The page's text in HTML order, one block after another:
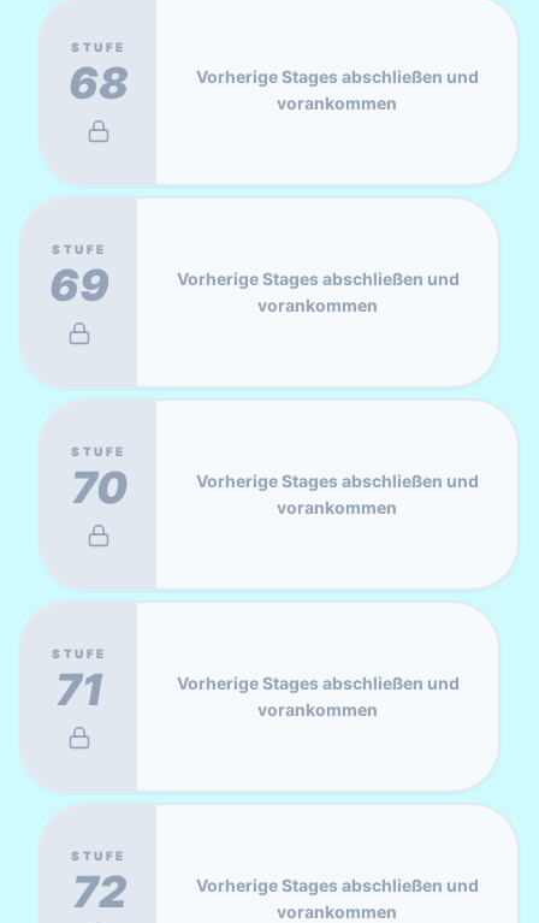
STUFE
68
Vorherige Stages abschließen und
vorankommen
STUFE
69
Vorherige Stages abschließen und
vorankommen
STUFE
70
Vorherige Stages abschließen und
vorankommen
STUFE
71
Vorherige Stages abschließen und
vorankommen
STUFE
72
Vorherige Stages abschließen und
vorankommen